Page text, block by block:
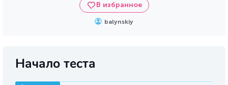
В избранное
balynskiy
Начало теста